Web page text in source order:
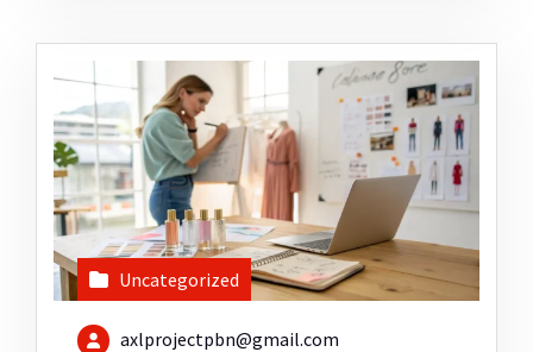
Uncategorized
axlprojectpbn@gmail.com